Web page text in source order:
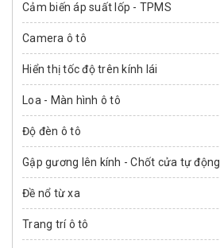
Cảm biến áp suất lốp - TPMS
Camera ô tô
Hiển thị tốc độ trên kính lái
Loa - Màn hình ô tô
Độ đèn ô tô
Gập gương lên kính - Chốt cửa tự động
Đề nổ từ xa
Trang trí ô tô